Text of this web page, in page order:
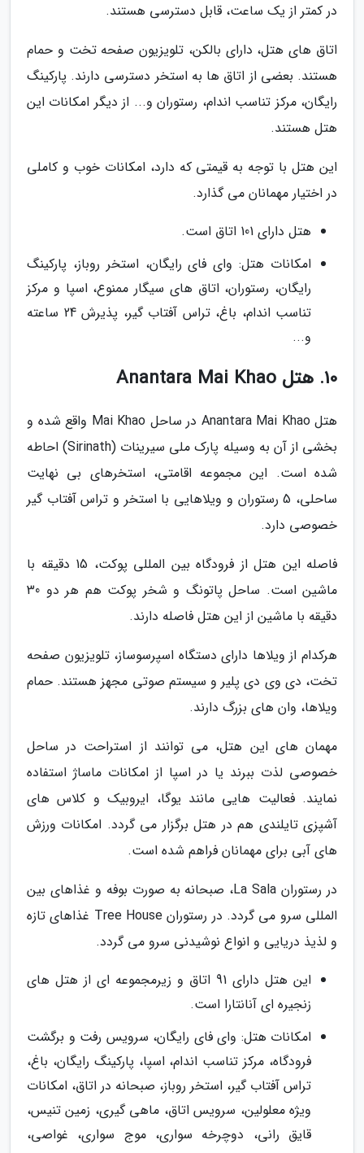
در کمتر از یک ساعت، قابل دسترسی هستند.
اتاق های هتل، دارای بالکن، تلویزیون صفحه تخت و حمام
هستند. بعضی از اتاق ها به استخر دسترسی دارند. پارکینگ
رایگان، مرکز تناسب اندام، رستوران و... از دیگر امکانات این
هتل هستند.
این هتل با توجه به قیمتی که دارد، امکانات خوب و کاملی
در اختیار مهمانان می گذارد.
هتل دارای 101 اتاق است.
امکانات هتل: وای فای رایگان، استخر روباز، پارکینگ
رایگان، رستوران، اتاق های سیگار ممنوع، اسپا و مرکز
تناسب اندام، باغ، تراس آفتاب گیر، پذیرش 24 ساعته
و...
10. هتل Anantara Mai Khao
هتل Anantara Mai Khao در ساحل Mai Khao واقع شده و
بخشی از آن به وسیله پارک ملی سیرینات (Sirinath) احاطه
شده است. این مجموعه اقامتی، استخرهای بی نهایت
ساحلی، 5 رستوران و ویلاهایی با استخر و تراس آفتاب گیر
خصوصی دارد.
فاصله این هتل از فرودگاه بین المللی پوکت، 15 دقیقه با
ماشین است. ساحل پاتونگ و شخر پوکت هم هر دو 30
دقیقه با ماشین از این هتل فاصله دارند.
هرکدام از ویلاها دارای دستگاه اسپرسوساز، تلویزیون صفحه
تخت، دی وی دی پلیر و سیستم صوتی مجهز هستند. حمام
ویلاها، وان های بزرگ دارند.
مهمان های این هتل، می توانند از استراحت در ساحل
خصوصی لذت ببرند یا در اسپا از امکانات ماساژ استفاده
نمایند. فعالیت هایی مانند یوگا، ایروبیک و کلاس های
آشپزی تایلندی هم در هتل برگزار می گردد. امکانات ورزش
های آبی برای مهمانان فراهم شده است.
در رستوران La Sala، صبحانه به صورت بوفه و غذاهای بین
المللی سرو می گردد. در رستوران Tree House غذاهای تازه
و لذیذ دریایی و انواع نوشیدنی سرو می گردد.
این هتل دارای 91 اتاق و زیرمجموعه ای از هتل های
زنجیره ای آنانتارا است.
امکانات هتل: وای فای رایگان، سرویس رفت و برگشت
فرودگاه، مرکز تناسب اندام، اسپا، پارکینگ رایگان، باغ،
تراس آفتاب گیر، استخر روباز، صبحانه در اتاق، امکانات
ویژه معلولین، سرویس اتاق، ماهی گیری، زمین تنیس،
قایق رانی، دوچرخه سواری، موج سواری، غواصی،